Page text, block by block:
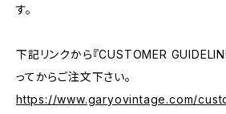
す。
下記リンクから『CUSTOMER
ってからご注文下さい。
https://www.garyovintage.com/